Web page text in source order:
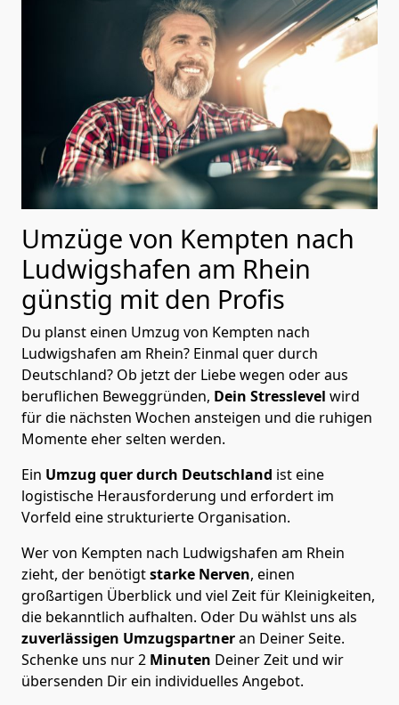
Umzüge von Kempten nach
Ludwigshafen am Rhein
günstig mit den Profis
Du planst einen Umzug von Kempten nach
Ludwigshafen am Rhein? Einmal quer durch
Deutschland? Ob jetzt der Liebe wegen oder aus
beruflichen Beweggründen, Dein Stresslevel wird
für die nächsten Wochen ansteigen und die ruhigen
Momente eher selten werden.
Ein Umzug quer durch Deutschland ist eine
logistische Herausforderung und erfordert im
Vorfeld eine strukturierte Organisation.
Wer von Kempten nach Ludwigshafen am Rhein
zieht, der benötigtstarke Nerven, einen
großartigen Überblick und viel Zeit für Kleinigkeiten,
die bekanntlich aufhalten. Oder Du wählst uns als
zuverlässigen Umzugspartneran Deiner Seite.
Schenke uns nur2 Minuten Deiner Zeit und wir
übersenden Dir ein individuelles Angebot.